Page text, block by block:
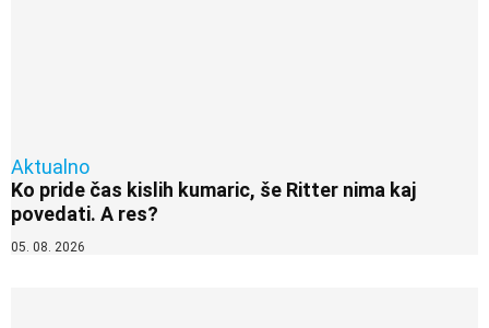
Aktualno
Ko pride čas kislih kumaric, še Ritter nima kaj
povedati. A res?
05. 08. 2026